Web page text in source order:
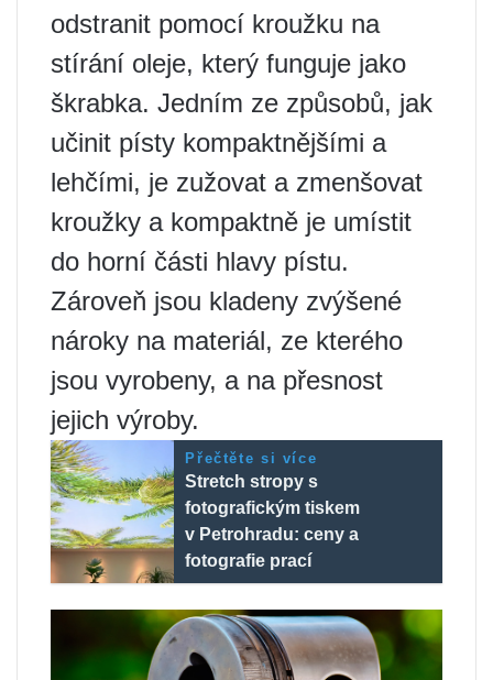
odstranit pomocí kroužku na
stírání oleje, který funguje jako
škrabka. Jedním ze způsobů, jak
učinit písty kompaktnějšími a
lehčími, je zužovat a zmenšovat
kroužky a kompaktně je umístit
do horní části hlavy pístu.
Zároveň jsou kladeny zvýšené
nároky na materiál, ze kterého
jsou vyrobeny, a na přesnost
jejich výroby.
Přečtěte si více
Stretch stropy s
fotografickým tiskem
v Petrohradu: ceny a
fotografie prací